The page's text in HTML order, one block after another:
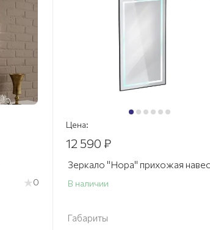
0
Цена:
12 590 ₽
Зеркало "Нора" прихожая
В наличии
Габариты